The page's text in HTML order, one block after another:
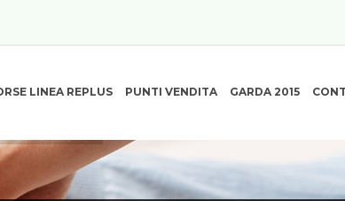
LINEA REPLUS PUNTI VENDITA GARDA 2015